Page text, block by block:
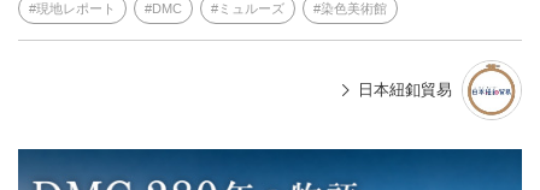
現地レポート DMC ミュルーズ 染色美術館
日本紐釦貿易